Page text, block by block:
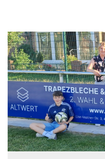
Verein
FCR-Clubhaus
Sponsoren
Vorstand & Mitarbeiter
Stadionzeitung
Spielstätten